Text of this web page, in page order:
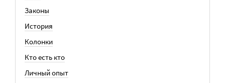
Законы
История
Колонки
Кто есть кто
Личный опыт